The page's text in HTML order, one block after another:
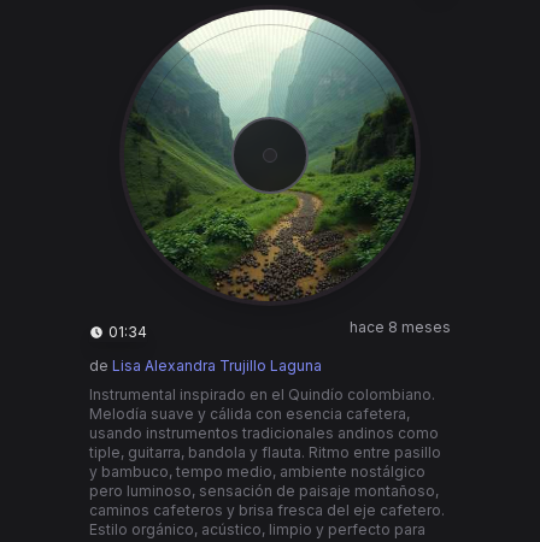
01:34 hace 8 meses
de Lisa Alexandra Trujillo Laguna
Instrumental inspirado en el Quindío colombiano.
Melodía suave y cálida con esencia cafetera,
usando instrumentos tradicionales andinos como
tiple, guitarra, bandola y flauta. Ritmo entre pasillo
y bambuco, tempo medio, ambiente nostálgico
pero luminoso, sensación de paisaje montañoso,
caminos cafeteros y brisa fresca del eje cafetero.
Estilo orgánico, acústico, limpio y perfecto para